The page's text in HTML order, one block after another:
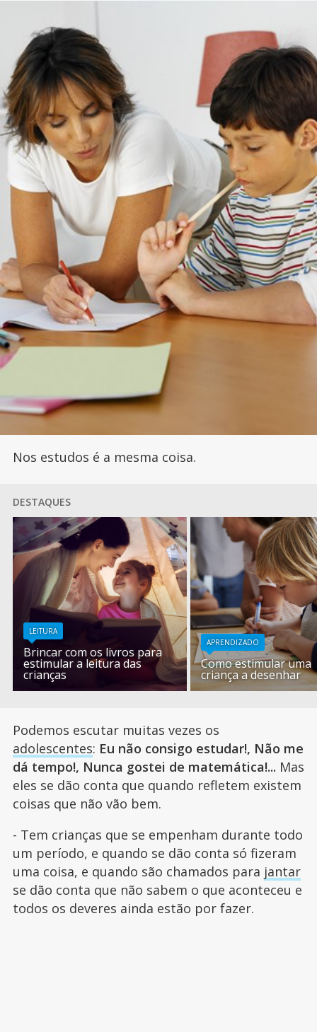
Nos estudos é a mesma coisa.
DESTAQUES
LEITURA
Brincar com os livros para
estimular a leitura das
crianças
APRENDIZADO
Como estimular uma
criança a desenhar
Podemos escutar muitas vezes os
adolescentes: Eu não consigo estudar!, Não me
dá tempo!, Nunca gostei de matemática!... Mas
eles se dão conta que quando refletem existem
coisas que não vão bem.
- Tem crianças que se empenham durante todo
um período, e quando se dão conta só fizeram
uma coisa, e quando são chamados para jantar
se dão conta que não sabem o que aconteceu e
todos os deveres ainda estão por fazer.